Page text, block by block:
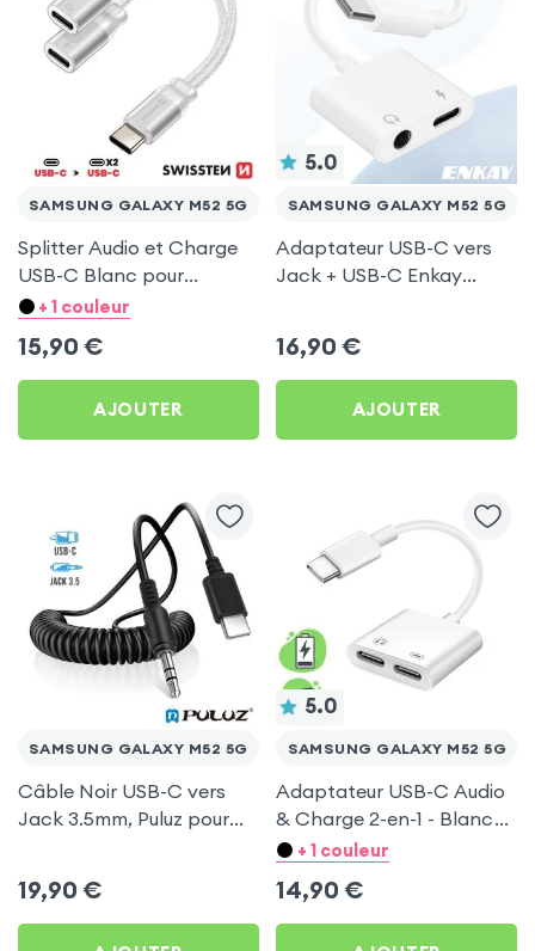
SAMSUNG GALAXY M52 5G
Splitter Audio et Charge
USB-C Blanc pour
Samsung Galaxy M52 5G
+ 1 couleur
15,90 €
AJOUTER
5.0
SAMSUNG GALAXY M52 5G
Adaptateur USB-C vers
Jack + USB-C Enkay
16,90 €
AJOUTER
SAMSUNG GALAXY M52 5G
Câble Noir USB-C vers
Jack 3.5mm, Puluz pour
19,90 €
5.0
SAMSUNG GALAXY M52 5G
Adaptateur USB-C Audio
& Charge 2-en-1 - Blanc
pour Samsung Galaxy
+ 1 couleur
14,90 €